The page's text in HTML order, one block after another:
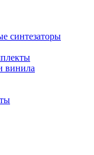
синтезаторы
винила